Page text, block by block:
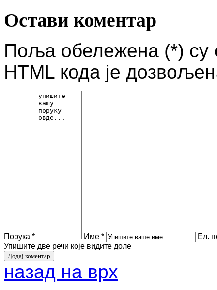
Остави коментар
Поља обележена (*) су
HTML кода је
Порука * Име *
Ел.
Упишите две речи које видите доле
назад на врх